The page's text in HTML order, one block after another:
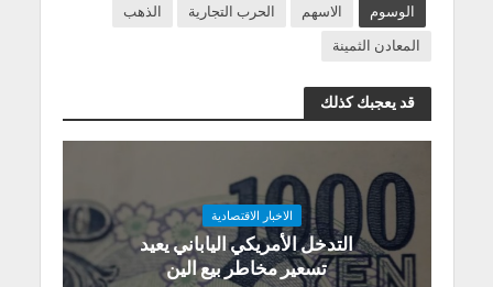
الوسوم الاسهم الحرب التجارية
الذهب
المعادن الثمينة
قد يعجبك كذلك
الاخبار الاقتصادية
التدخل الأمريكي الياباني يعيد
تسعير مخاطر بيع الين